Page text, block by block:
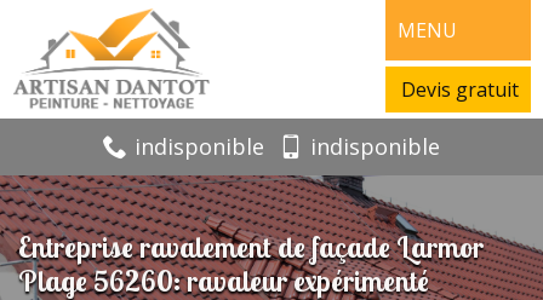
MENU
Devis gratuit
indisponible indisponible
Entreprise ravalement de façade Larmor
Plage 56260: ravaleur expérimenté